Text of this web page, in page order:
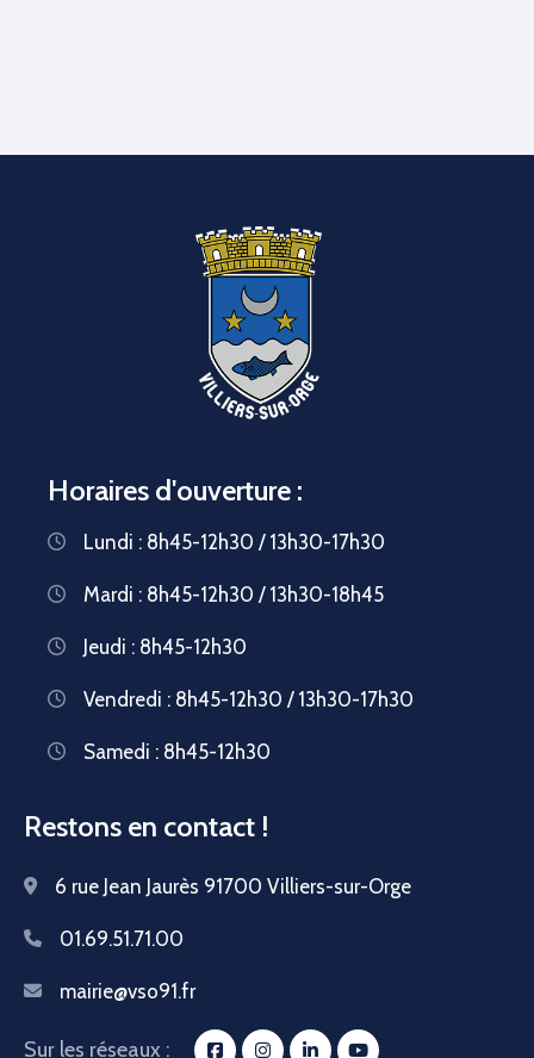
Horaires d'ouverture :
Lundi : 8h45-12h30 / 13h30-17h30
Mardi : 8h45-12h30 / 13h30-18h45
Jeudi : 8h45-12h30
Vendredi : 8h45-12h30 / 13h30-17h30
Samedi : 8h45-12h30
Restons en contact !
6 rue Jean Jaurès 91700 Villiers-sur-Orge
01.69.51.71.00
mairie@vso91.fr
Sur les réseaux :